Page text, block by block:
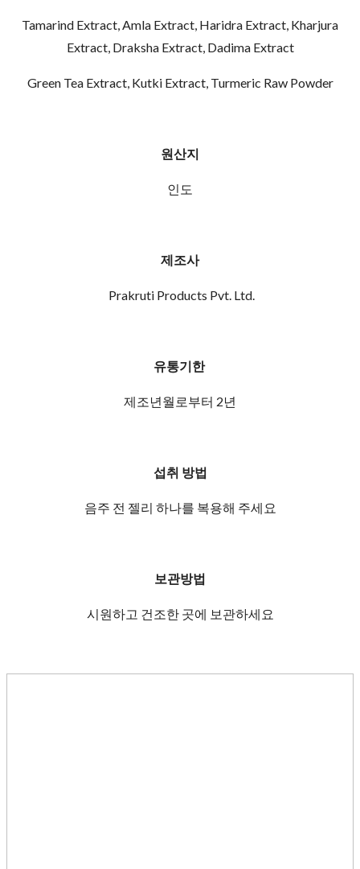
Tamarind Extract, Amla Extract, Haridra Extract, Kharjura
Extract, Draksha Extract, Dadima Extract
Green Tea Extract, Kutki Extract, Turmeric Raw Powder
원산지
인도
제조사
Prakruti Products Pvt. Ltd.
유통기한
제조년월로부터 2년
섭취 방법
음주 전 젤리 하나를 복용해 주세요
보관방법
시원하고 건조한 곳에 보관하세요